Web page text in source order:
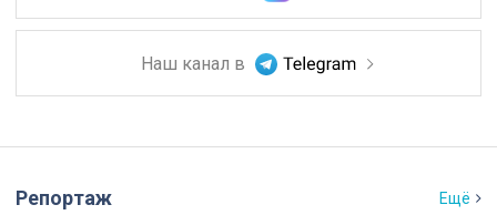
Наш канал в
Репортаж Ещё